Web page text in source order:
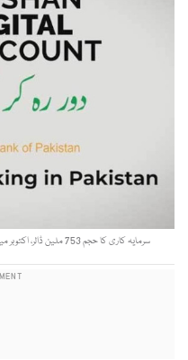
سرمایہ کاری کا حجم 753 ملین ڈالر، اکتوبر میں اوورسیز نے 142 ملین ڈالر زرمبادلہ بھیجا۔ فوٹو : فائل